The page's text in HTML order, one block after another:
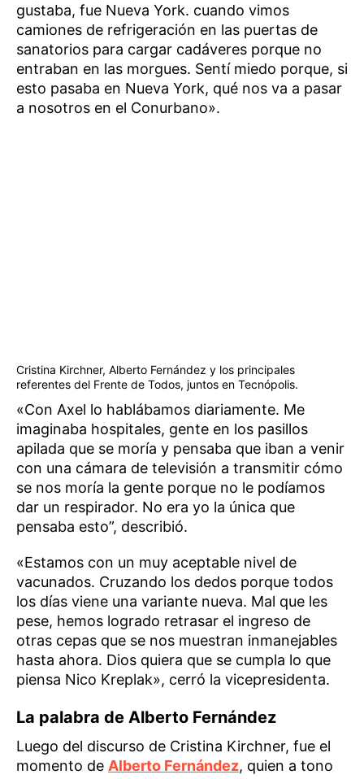
gustaba, fue Nueva York. cuando vimos
camiones de refrigeración en las puertas de
sanatorios para cargar cadáveres porque no
entraban en las morgues. Sentí miedo porque, si
esto pasaba en Nueva York, qué nos va a pasar
a nosotros en el Conurbano».
Cristina Kirchner, Alberto Fernández y los principales
referentes del Frente de Todos, juntos en Tecnópolis.
«Con Axel lo hablábamos diariamente. Me
imaginaba hospitales, gente en los pasillos
apilada que se moría y pensaba que iban a venir
con una cámara de televisión a transmitir cómo
se nos moría la gente porque no le podíamos
dar un respirador. No era yo la única que
pensaba esto”, describió.
«Estamos con un muy aceptable nivel de
vacunados. Cruzando los dedos porque todos
los días viene una variante nueva. Mal que les
pese, hemos logrado retrasar el ingreso de
otras cepas que se nos muestran inmanejables
hasta ahora. Dios quiera que se cumpla lo que
piensa Nico Kreplak», cerró la vicepresidenta.
La palabra de Alberto Fernández
Luego del discurso de Cristina Kirchner, fue el
momento de Alberto Fernández, quien a tono